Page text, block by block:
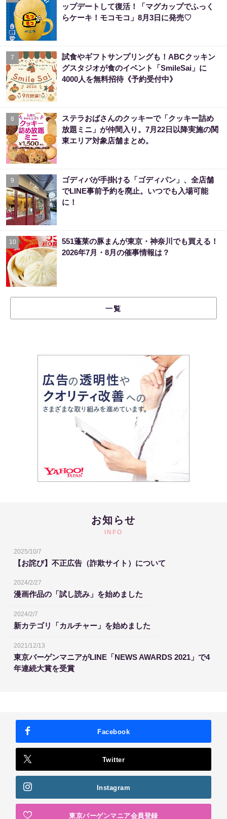
ップデートして復活！「マグカップでふっく
らケーキ！モコモコ」8月3日に発売♡
7
試食やギフトサンプリングも！ABCクッキン
グスタジオが食のイベント「SmileSai」に
4000人を無料招待《予約受付中》
8
ステラおばさんのクッキーで「クッキー詰め
放題ミニ」が仲間入り。7月22日以降実施の関
東エリア対象店舗まとめ。
9
ゴディバが手掛ける「ゴディパン」、全店舗
でLINE事前予約を廃止。いつでも入場可能
に！
10
551蓬莱の豚まんが東京・神奈川でも買える！
2026年7月・8月の催事情報は？
一覧
お知らせ
INFO
2025/10/7
【お詫び】不正広告（詐欺サイト）について
2024/2/27
漫画作品の「試し読み」を始めました
2024/2/7
新カテゴリ「カルチャー」を始めました
2021/12/13
東京バーゲンマニアがLINE「NEWS AWARDS 2021」で4
年連続大賞を受賞
Facebook
Twitter
Instagram
東京バーゲンマニア会員登録